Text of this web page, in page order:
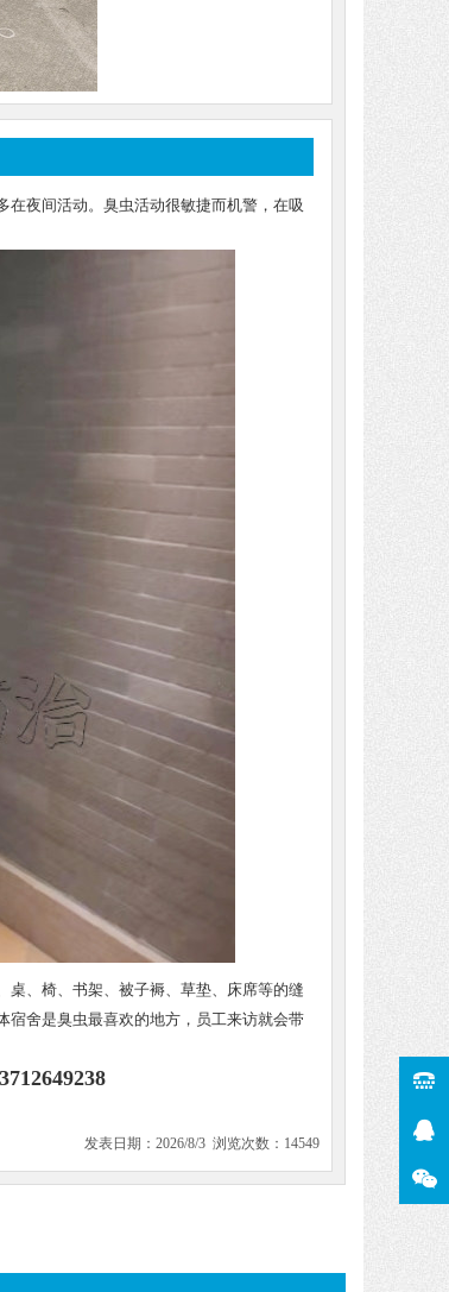
在夜间活动。臭虫活动很敏捷而机警，在吸
桌、椅、书架、被子褥、草垫、床席等的缝
宿舍是臭虫最喜欢的地方，员工来访就会带
发表日期：2026/8/3 浏览次数：14549